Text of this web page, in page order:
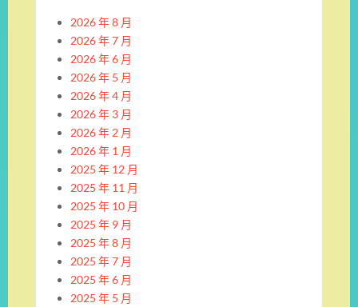
2026 年 8 月
2026 年 7 月
2026 年 6 月
2026 年 5 月
2026 年 4 月
2026 年 3 月
2026 年 2 月
2026 年 1 月
2025 年 12 月
2025 年 11 月
2025 年 10 月
2025 年 9 月
2025 年 8 月
2025 年 7 月
2025 年 6 月
2025 年 5 月